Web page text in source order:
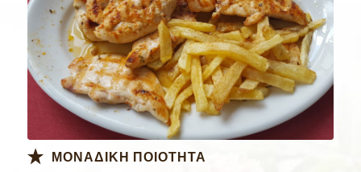
ΜΟΝΑΔΙΚΗ ΠΟΙΟΤΗΤΑ